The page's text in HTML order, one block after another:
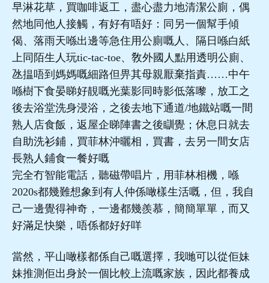
早淋花草，買咖啡返工，盡心盡力地清潔公廁，偶
然地同他人接觸，有好有唔好：同另一個幫手傾
偈、落雨天喺出邊等急住用公廁嘅人、隔日喺白紙
上同陌生人玩tic-tac-toe、敎外國人點用透明公廁、
氹揾唔到媽媽嘅細路但畀其母親厭棄指責……中午
喺樹下食晏睇好靚嘅光葉影同時影低落嚟，放工之
後去浴堂洗身浸浴，之後去地下通道/地鐵站嘅一間
熟人店食飯，返屋企睇陣書之後瞓覺；休息日就去
自助洗衫鋪，買菲林沖曬相，買書，去另一間女店
長熟人鋪食一餐好嘅
完全冇智能電話，聽磁帶唱片，用菲林相機，喺
2020s都幾難想象到有人仲係噉樣生活嘅，但，我自
己一邊覺得神奇，一邊都幾羨慕，簡簡單單，而又
好滿足快樂，唔係都好好咩
當然，平山噉樣都係自己嘅選擇，我哋可以從佢妹
妹推測佢出身於一個比較上流嘅家族，因此都養成